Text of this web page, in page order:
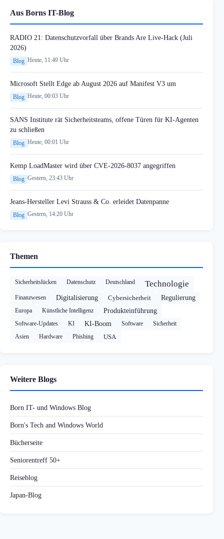
Aus Borns IT-Blog
RADIO 21: Datenschutzvorfall über Brands Are Live-Hack (Juli
2026)
Blog Heute, 11:49 Uhr
Microsoft Stellt Edge ab August 2026 auf Manifest V3 um
Blog Heute, 00:03 Uhr
SANS Institute rät Sicherheitsteams, offene Türen für KI-Agenten
zu schließen
Blog Heute, 00:01 Uhr
Kemp LoadMaster wird über CVE-2026-8037 angegriffen
Blog Gestern, 23:43 Uhr
Jeans-Hersteller Levi Strauss & Co. erleidet Datenpanne
Blog Gestern, 14:20 Uhr
Themen
Sicherheitslücken Datenschutz Deutschland Technologie
Finanzwesen Digitalisierung Cybersicherheit Regulierung
Europa Künstliche Intelligenz Produkteinführung
Software-Updates KI KI-Boom Software
Sicherheit
Asien
Hardware Phishing USA
Weitere Blogs
Born IT- und Windows Blog
Born's Tech and Windows World
Bücherseite
Seniorentreff 50+
Reiseblog
Japan-Blog